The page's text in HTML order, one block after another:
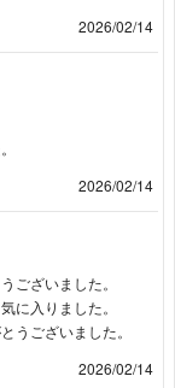
2026/02/14
2026/02/14
ございました。
に入りました。
うございました。
2026/02/14